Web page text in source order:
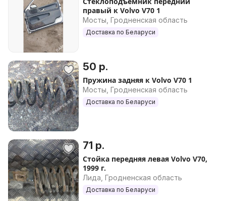
правый к Volvo V70 1
Мосты, Гродненская область
Доставка по Беларуси
50 р.
Пружина задняя к Volvo V70 1
Мосты, Гродненская область
Доставка по Беларуси
71 р.
Стойка передняя левая Volvo V70,
1999 г.
Лида, Гродненская область
Доставка по Беларуси